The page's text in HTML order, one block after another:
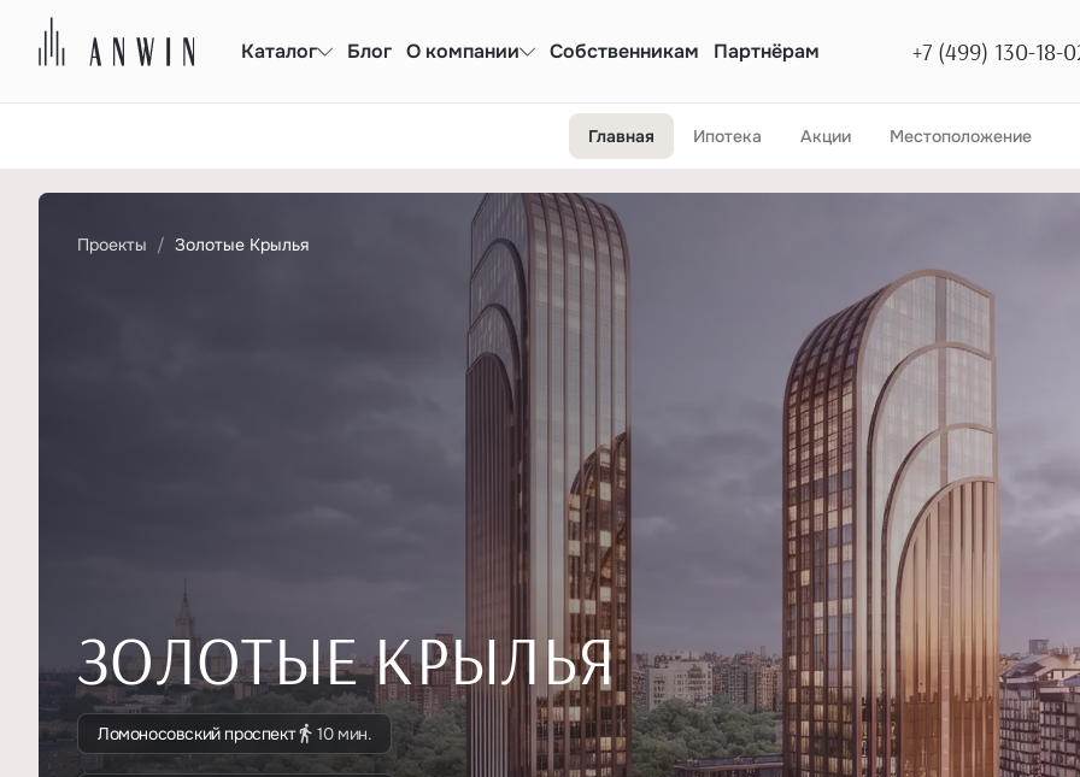
Каталог Блог О компании Собственникам Партнёрам +7 (499) 130-18-
Главная Ипотека Акции Местоположение
Проекты Золотые Крылья
ЗОЛОТЫЕ КРЫЛЬЯ
Ломоносовский проспект 10 мин.